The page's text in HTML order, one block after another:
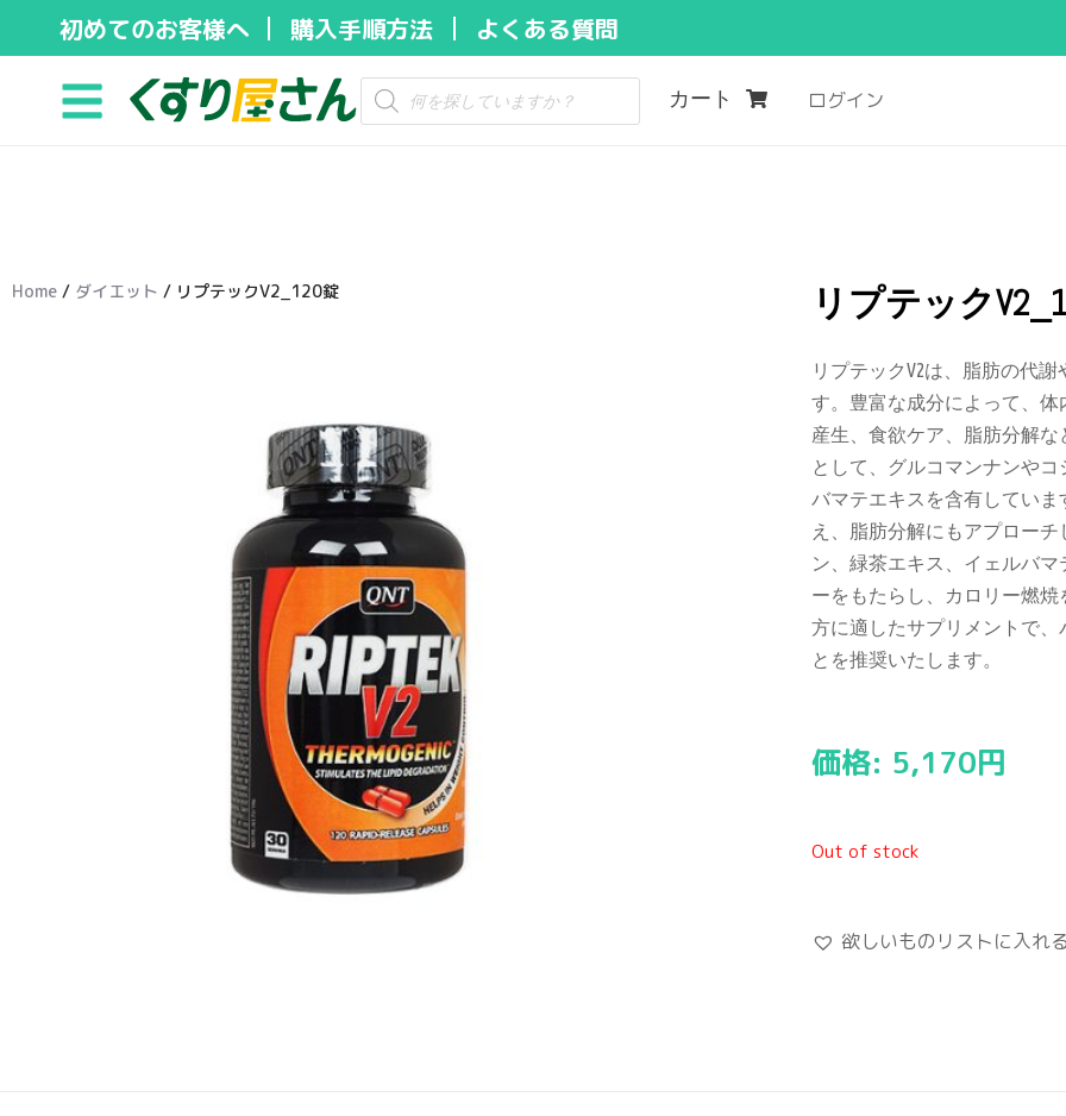
キ
初めてのお客様へ 購入手順方法 よくある質問
カート ログイン
Home / ダイエット / リプテックV2_120錠 リプテック
リプテックV2は、脂肪の代
す。豊富な成分によって、
産生、食欲ケア、脂肪分解
として、グルコマンナンや
バマテエキスを含有してい
え、脂肪分解にもアプロー
ン、緑茶エキス、イェルバ
ーをもたらし、カロリー燃
方に適したサプリメントで
とを推奨いたします。
価格: 5,170円
Out of stock
欲しいものリストに入れ